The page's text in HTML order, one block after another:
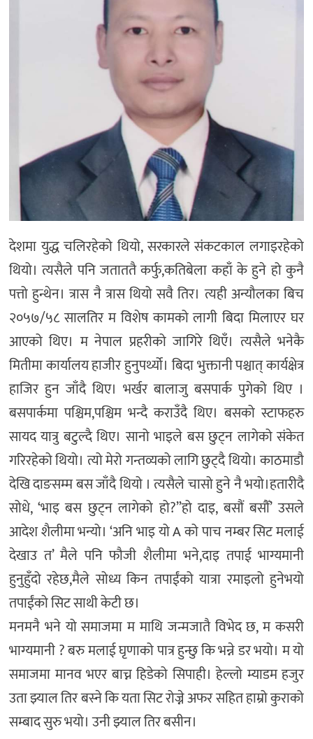
देशमा युद्ध चलिरहेको थियो, सरकारले संकटकाल लगाइरहेको
थियो। त्यसैले पनि जताततै कर्फु,कतिबेला कहाँ के हुने हो कुनै
पत्तो हुन्थेन। त्रास नै त्रास थियो सवै तिर। त्यही अन्यौलका बिच
२०५७/५८ सालतिर म विशेष कामको लागी बिदा मिलाएर घर
आएको थिए। म नेपाल प्रहरीको जागिरे थिएँ। त्यसैले भनेकै
मितीमा कार्यालय हाजीर हुनुपर्थ्यो। बिदा भुक्तानी पश्चात् कार्यक्षेत्र
हाजिर हुन जाँदै थिए। भर्खर बालाजु बसपार्क पुगेको थिए ।
बसपार्कमा पश्चिम,पश्चिम भन्दै कराउँदै थिए। बसको स्टाफहरु
सायद यात्रु बटुल्दै थिए। सानो भाइले बस छुट्न लागेको संकेत
गरिरहेको थियो। त्यो मेरो गन्तव्यको लागि छुट्दै थियो। काठमाडौ
देखि दाङसम्म बस जाँदै थियो । त्यसैले चासो हुने नै भयो।हतारीदै
सोधे, ‘भाइ बस छुट्न लागेको हो?”हो दाइ, बसौं बसौँ’ उसले
आदेश शैलीमा भन्यो। ‘अनि भाइ यो A को पाच नम्बर सिट मलाई
देखाउ त’ मैले पनि फौजी शैलीमा भने,दाइ तपाई भाग्यमानी
हुनुहुँदो रहेछ,मैले सोध्य किन तपाईंको यात्रा रमाइलो हुनेभयो
तपाईंको सिट साथी केटी छ।
मनमनै भने यो समाजमा म माथि जन्मजातै विभेद छ, म कसरी
भाग्यमानी ? बरु मलाई घृणाको पात्र हुन्छु कि भन्ने डर भयो। म यो
समाजमा मानव भएर बाच्न हिडेको सिपाही। हेल्लो म्याडम हजुर
उता झ्याल तिर बस्ने कि यता सिट रोज्ने अफर सहित हाम्रो कुराको
सम्बाद सुरु भयो। उनी झ्याल तिर बसीन।